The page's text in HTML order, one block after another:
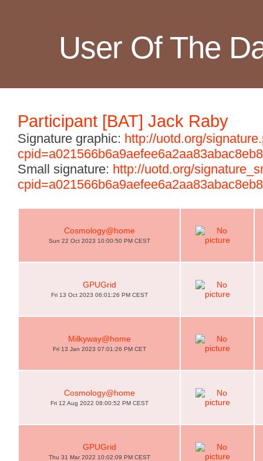
User Of The
Participant [BAT] Jack Raby
Signature graphic: http://uotd.org/
Small signature: http://uotd.org/
Cosmology@home
Sun 22 Oct 2023 10:00:50 PM CEST
GPUGrid
Fri 13 Oct 2023 06:01:26 PM CEST
Milkyway@home
Fri 13 Jan 2023 07:01:26 PM CET
Cosmology@home
Fri 12 Aug 2022 08:00:52 PM CEST
GPUGrid
Thu 31 Mar 2022 10:02:09 PM CEST